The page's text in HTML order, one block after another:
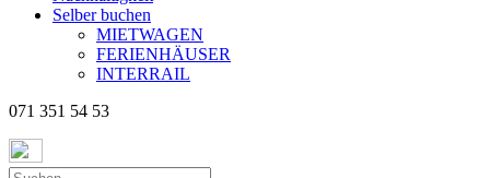
Selber buchen
MIETWAGEN
FERIENHÄUSER
INTERRAIL
071 351 54 53